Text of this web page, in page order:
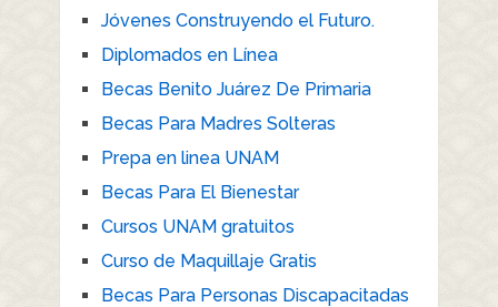
Jóvenes Construyendo el Futuro.
Diplomados en Línea
Becas Benito Juárez De Primaria
Becas Para Madres Solteras
Prepa en linea UNAM
Becas Para El Bienestar
Cursos UNAM gratuitos
Curso de Maquillaje Gratis
Becas Para Personas Discapacitadas